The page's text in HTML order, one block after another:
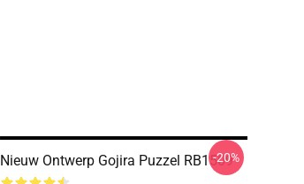
Nieuw Ontwerp Gojira Puzzel RB1509
-20%